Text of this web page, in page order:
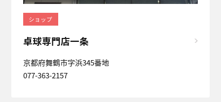
ショップ
卓球専門店一条
京都府舞鶴市字浜345番地
077-363-2157